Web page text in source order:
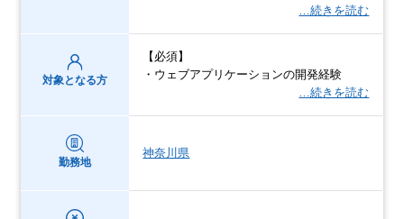
…続きを読む
対象となる方
【必須】
・ウェブアプリケーションの開発経験
…続きを読む
勤務地
神奈川県